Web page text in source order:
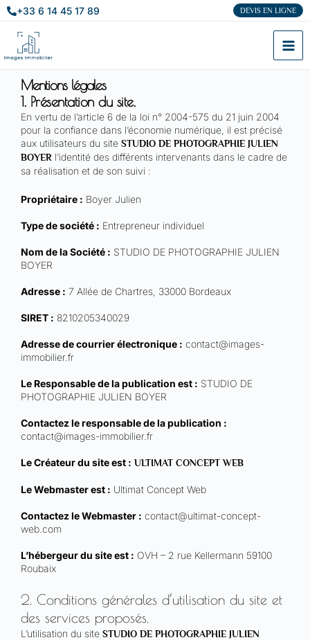
ALLER
AU
CONTENU
+33 6 14 45 17 89 DEVIS EN LIGNE
Mentions légales
1. Présentation du site.
En vertu de l’article 6 de la loi n° 2004-575 du 21 juin 2004
pour la confiance dans l’économie numérique, il est précisé
aux utilisateurs du site STUDIO DE PHOTOGRAPHIE JULIEN
BOYER l’identité des différents intervenants dans le cadre de
sa réalisation et de son suivi :
Propriétaire : Boyer Julien
Type de société : Entrepreneur individuel
Nom de la Société : STUDIO DE PHOTOGRAPHIE JULIEN
BOYER
Adresse : 7 Allée de Chartres, 33000 Bordeaux
SIRET : 8210205340029
Adresse de courrier électronique : contact@images-
immobilier.fr
Le Responsable de la publication est : STUDIO DE
PHOTOGRAPHIE JULIEN BOYER
Contactez le responsable de la publication :
contact@images-immobilier.fr
Le Créateur du site est : ULTIMAT CONCEPT WEB
Le Webmaster est : Ultimat Concept Web
Contactez le Webmaster : contact@ultimat-concept-
web.com
L’hébergeur du site est : OVH – 2 rue Kellermann 59100
Roubaix
2. Conditions générales d’utilisation du site et
des services proposés.
L’utilisation du site STUDIO DE PHOTOGRAPHIE JULIEN